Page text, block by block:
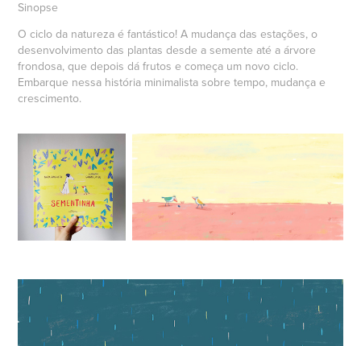
Sinopse
O ciclo da natureza é fantástico! A mudança das estações, o
desenvolvimento das plantas desde a semente até a árvore
frondosa, que depois dá frutos e começa um novo ciclo.
Embarque nessa história minimalista sobre tempo, mudança e
crescimento.